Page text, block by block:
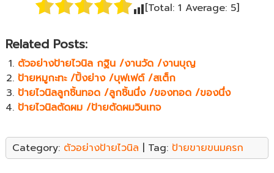
[Total: 1 Average: 5]
Related Posts:
ตัวอย่างป้ายไวนิล กฐิน /งานวัด /งานบุญ
ป้ายหมูกะทะ /ปิ้งย่าง /บุฟเฟต์ /สเต็ก
ป้ายไวนิลลูกชิ้นทอด /ลูกชิ้นนึ่ง /ของทอด /ของนึ่ง
ป้ายไวนิลตัดผม /ป้ายตัดผมวินเทจ
Category: ตัวอย่างป้ายไวนิล | Tag: ป้ายขายขนมครก